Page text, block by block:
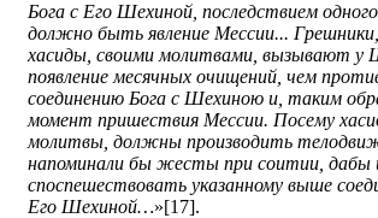
Бога с Его Шехиной, последствием одного
должно быть явление Мессии...
хасиды, своими молитвами, вызывают у
появление месячных очищений, чем
соединению Бога с Шехиною и, таким
момент пришествия Мессии. Посему
молитвы, должны производить
напоминали бы жесты при соитии, дабы
споспешествовать указанному выше
Его Шехиной…»[17].